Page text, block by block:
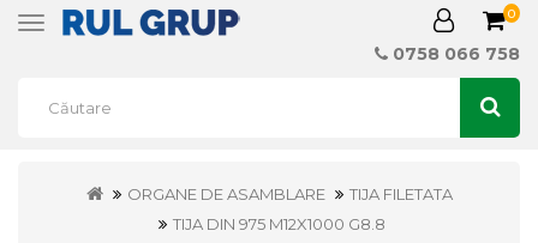
Toggle
0
0758 066 758
ORGANE DE ASAMBLARE
TIJA FILETATA
TIJA DIN 975 M12X1000 G8.8